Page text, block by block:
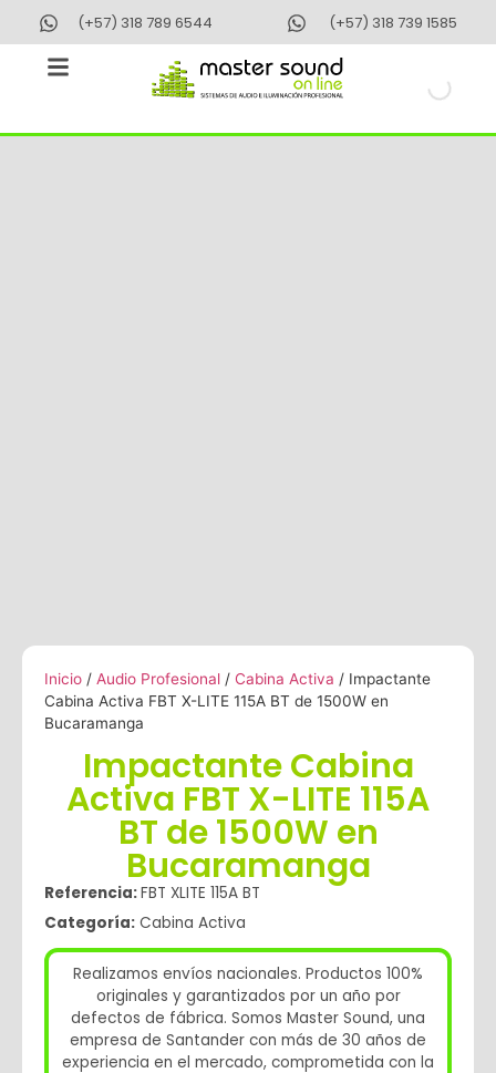
contenido
(+57) 318 789 6544 (+57) 318 739 1585
Inicio / Audio Profesional / Cabina Activa / Impactante
Cabina Activa FBT X-LITE 115A BT de 1500W en
Bucaramanga
Impactante Cabina
Activa FBT X-LITE 115A
BT de 1500W en
Bucaramanga
Referencia:FBT XLITE 115A BT
Categoría: Cabina Activa
Realizamos envíos nacionales. Productos 100%
originales y garantizados por un año por
defectos de fábrica. Somos Master Sound, una
empresa de Santander con más de 30 años de
experiencia en el mercado, comprometida con la